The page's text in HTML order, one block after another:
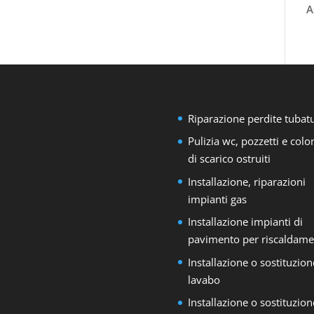
Riparazione perdite
Pulizia wc, pozzetti e
di scarico ostruiti
Installazione, riparazioni
impianti gas
Installazione impianti di
pavimento per
Installazione o
lavabo
Installazione o